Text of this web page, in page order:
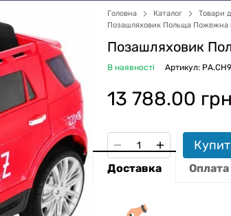
Головна Каталог Товари
Позашляховик Польща
Позашляховик
В наявності Артикул:
13 788.00 грн
Доставка Оплата